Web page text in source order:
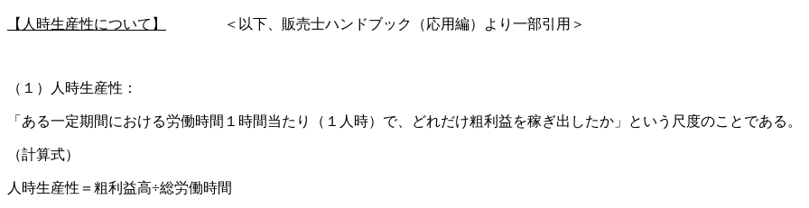
【人時生産性について】 ＜以下、販売士ハンドブック（応用編）より一部引用＞
（１）人時生産性：
「ある一定期間における労働時間１時間当たり（１人時）で、どれだけ粗利益を稼ぎ出したか」という尺度のことである。
（計算式）
人時生産性＝粗利益高÷総労働時間